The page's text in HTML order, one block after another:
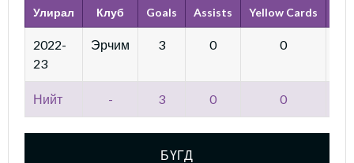
Улирал Клуб Goals Assists Yellow Cards
2022-
23
Эрчим 3 0 0
Нийт - 3 0 0
БҮГД